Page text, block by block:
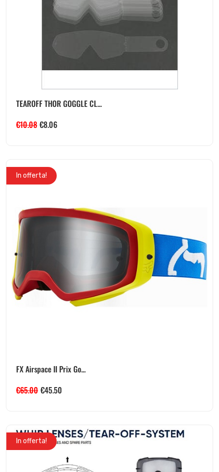
TEAROFF THOR GOGGLE CL...
€10.08 €8.06
In offerta!
FX Airspace II Prix Go...
€65.00 €45.50
In offerta!